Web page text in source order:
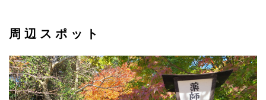
周辺スポット